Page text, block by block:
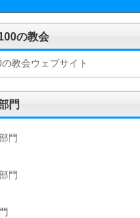
の教会
教会ウェブサイト
門
門
門